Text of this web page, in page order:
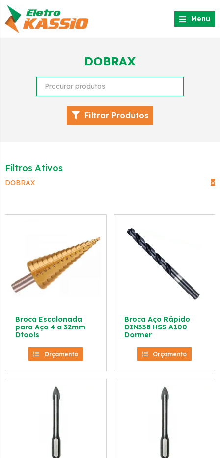
Menu
DOBRAX
Filtrar Produtos
Filtros Ativos
DOBRAX ×
Broca Escalonada
para Aço 4 a 32mm
Dtools
Orçamento
Broca Aço Rápido
DIN338 HSS A100
Dormer
Orçamento